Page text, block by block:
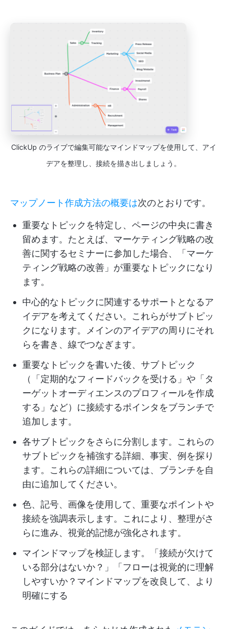
ClickUp のライブで編集可能なマインドマップを使用して、アイ
デアを整理し、接続を描き出しましょう。
マップノート作成方法の概要は次のとおりです。
重要なトピックを特定し、ページの中央に書き
留めます。たとえば、マーケティング戦略の改
善に関するセミナーに参加した場合、「マーケ
ティング戦略の改善」が重要なトピックになり
ます。
中心的なトピックに関連するサポートとなるア
イデアを考えてください。これらがサブトピッ
クになります。メインのアイデアの周りにそれ
らを書き、線でつなぎます。
重要なトピックを書いた後、サブトピック
（「定期的なフィードバックを受ける」や「タ
ーゲットオーディエンスのプロフィールを作成
する」など）に接続するポインタをブランチで
追加します。
各サブトピックをさらに分割します。これらの
サブトピックを補強する詳細、事実、例を探り
ます。これらの詳細については、ブランチを自
由に追加してください。
色、記号、画像を使用して、重要なポイントや
接続を強調表示します。これにより、整理がさ
らに進み、視覚的記憶が強化されます。
マインドマップを検証します。「接続が欠けて
いる部分はないか？」「フローは視覚的に理解
しやすいか？マインドマップを改良して、より
明確にする